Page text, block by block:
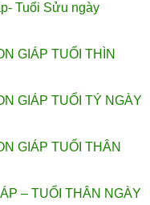
Tuổi Sửu ngày
GIÁP TUỔI THÌN
GIÁP TUỔI TÝ NGÀY
GIÁP TUỔI THÂN
– TUỔI THÂN NGÀY